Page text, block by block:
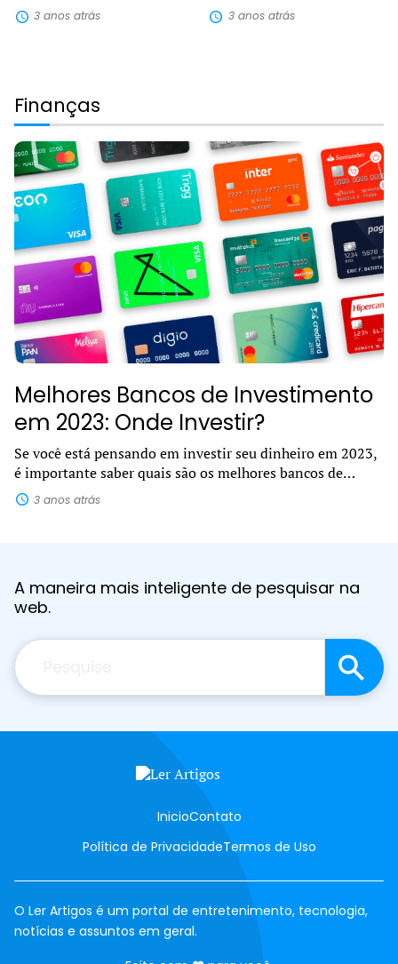
3 anos atrás 3 anos atrás
Finanças
Melhores Bancos de Investimento
em 2023: Onde Investir?
Se você está pensando em investir seu dinheiro em 2023,
é importante saber quais são os melhores bancos de
investimento. Com tantas opções disponíveis no
mercado, pode ser difícil decidir...
3 anos atrás
A maneira mais inteligente de pesquisar na
web.
Pesquisar
InicioContato
Política de PrivacidadeTermos de Uso
O Ler Artigos é um portal de entretenimento, tecnologia,
notícias e assuntos em geral.